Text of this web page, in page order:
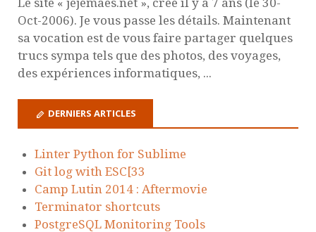
Le site « jejemaes.net », créé il y a 7 ans (le 30-
Oct-2006). Je vous passe les détails. Maintenant
sa vocation est de vous faire partager quelques
trucs sympa tels que des photos, des voyages,
des expériences informatiques, ...
DERNIERS ARTICLES
Linter Python for Sublime
Git log with ESC[33
Camp Lutin 2014 : Aftermovie
Terminator shortcuts
PostgreSQL Monitoring Tools